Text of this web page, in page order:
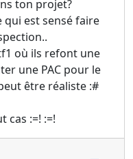
ton projet?
est sensé faire
où ils refont une
une PAC pour le
être réaliste :#
cas :=! :=!